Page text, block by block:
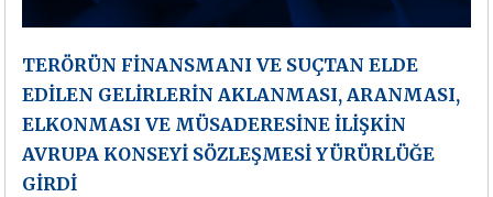
TERÖRÜN FİNANSMANI VE SUÇTAN ELDE
EDİLEN GELİRLERİN AKLANMASI, ARANMASI,
ELKONMASI VE MÜSADERESİNE İLİŞKİN
AVRUPA KONSEYİ SÖZLEŞMESİ YÜRÜRLÜĞE
GİRDİ